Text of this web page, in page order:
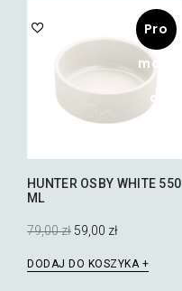
Pro
mocj
a!
HUNTER OSBY WHITE 550
ML
79,00zł Pierwotna
cena
79,00 zł.
59,00 złAktualna
59,00 zł.
DODAJ DO KOSZYKA